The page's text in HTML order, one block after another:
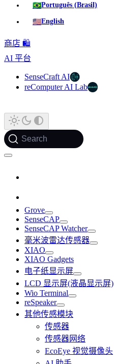
🇧🇷Português (Brasil)
🇺🇸English
商店 🛍️
AI 平台
SenseCraft AI
reComputer AI Lab
Search
Grove
SenseCAP
SenseCAP Watcher
毫米波雷达传感器
XIAO
XIAO Gadgets
电子纸显示屏
LCD 显示屏(液晶显示屏)
Wio Terminal
reSpeaker
其他传感模块
传感器
传感器网络
EcoEye 视觉摄像头